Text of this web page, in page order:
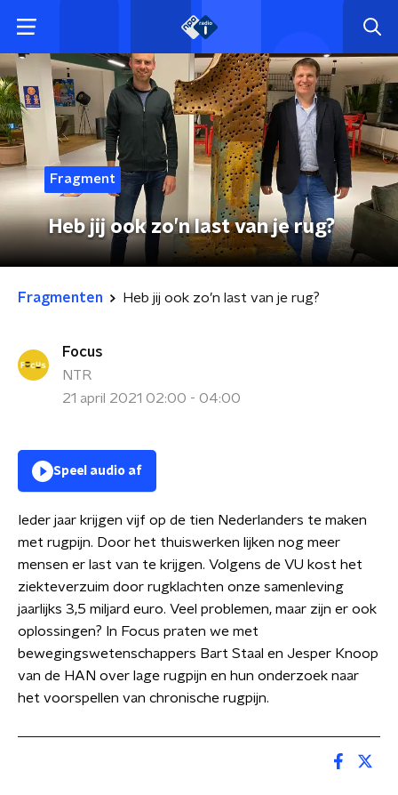
Fragment
Heb jij ook zo’n last van je rug?
Fragmenten Heb jij ook zo’n last van je rug?
Focus
NTR
21 april 2021 02:00 - 04:00
Speel audio af
Ieder jaar krijgen vijf op de tien Nederlanders te maken
met rugpijn. Door het thuiswerken lijken nog meer
mensen er last van te krijgen. Volgens de VU kost het
ziekteverzuim door rugklachten onze samenleving
jaarlijks 3,5 miljard euro. Veel problemen, maar zijn er ook
oplossingen? In Focus praten we met
bewegingswetenschappers Bart Staal en Jesper Knoop
van de HAN over lage rugpijn en hun onderzoek naar
het voorspellen van chronische rugpijn.